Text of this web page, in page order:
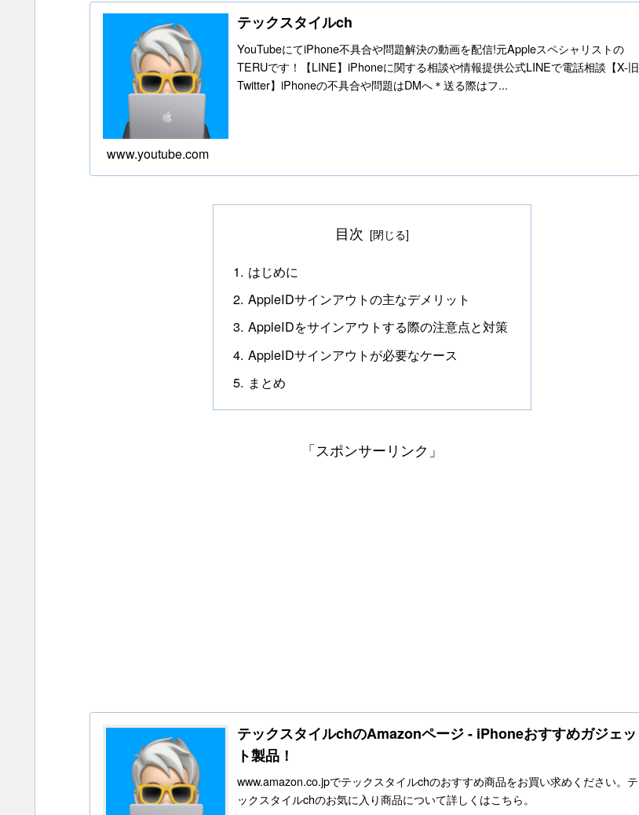
テックスタイルch
YouTubeにてiPhone不具合や問題解決の動画を配信!元Appleスペシャリストの
TERUです！【LINE】iPhoneに関する相談や情報提供公式LINEで電話相談【X-旧
Twitter】iPhoneの不具合や問題はDMへ＊送る際はフ...
www.youtube.com
目次
はじめに
AppleIDサインアウトの主なデメリット
AppleIDをサインアウトする際の注意点と対策
AppleIDサインアウトが必要なケース
まとめ
「スポンサーリンク」
テックスタイルchのAmazonページ - iPhoneおすすめガジェッ
ト製品！
www.amazon.co.jpでテックスタイルchのおすすめ商品をお買い求めください。テ
ックスタイルchのお気に入り商品について詳しくはこちら。